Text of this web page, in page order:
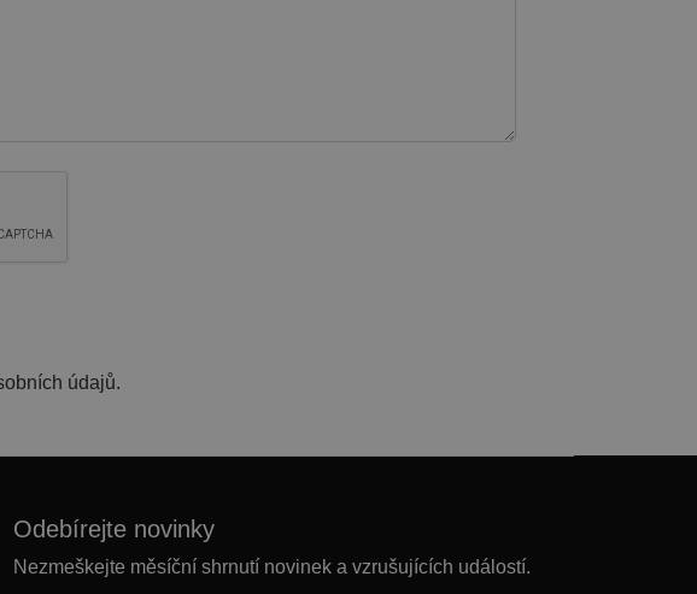
údajů.
Odebírejte novinky
Nezmeškejte měsíční shrnutí novinek a vzrušujících událostí.